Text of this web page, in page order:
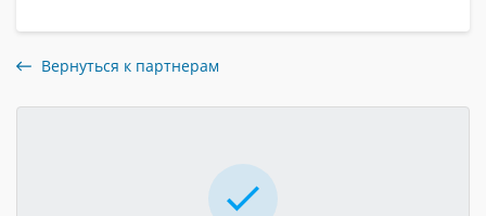
Вернуться к партнерам